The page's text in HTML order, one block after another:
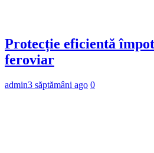
Protecție eficientă
feroviar
admin3 săptămâni ago 0